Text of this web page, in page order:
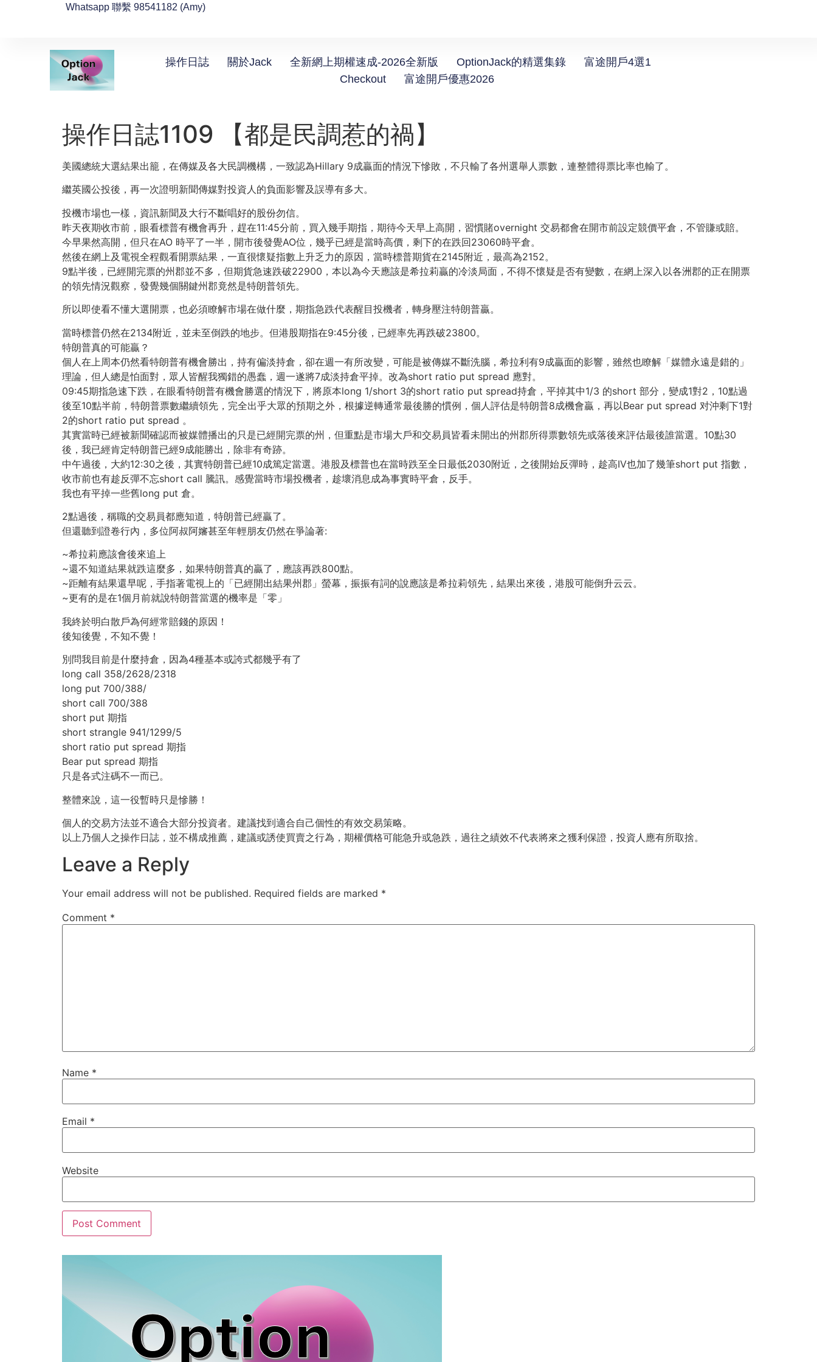
Whatsapp 聯繫 98541182 (Amy)
操作日誌 關於Jack 全新網上期權速成-2026全新版 OptionJack的精選集錄
富途開戶4選1
Checkout
富途開戶優惠2026
操作日誌1109 【都是民調惹的禍】
美國總統大選結果出籠，在傳媒及各大民調機構，一致認為Hillary 9成贏面的情況下慘敗，不只輸了各州選舉人票數，連整體得票比率也輸了。
繼英國公投後，再一次證明新聞傳媒對投資人的負面影響及誤導有多大。
投機市場也一樣，資訊新聞及大行不斷唱好的股份勿信。
昨天夜期收市前，眼看標普有機會再升，趕在11:45分前，買入幾手期指，期待今天早上高開，習慣賭overnight 交易都會在開市前設定競價平倉，不管賺或賠。
今早果然高開，但只在AO 時平了一半，開市後發覺AO位，幾乎已經是當時高價，剩下的在跌回23060時平倉。
然後在網上及電視全程觀看開票結果，一直很懷疑指數上升乏力的原因，當時標普期貨在2145附近，最高為2152。
9點半後，已經開完票的州郡並不多，但期貨急速跌破22900，本以為今天應該是希拉莉贏的冷淡局面，不得不懷疑是否有變數，在網上深入以各洲郡的正在開票
的領先情況觀察，發覺幾個關鍵州郡竟然是特朗普領先。
所以即使看不懂大選開票，也必須瞭解市場在做什麼，期指急跌代表醒目投機者，轉身壓注特朗普贏。
當時標普仍然在2134附近，並未至倒跌的地步。但港股期指在9:45分後，已經率先再跌破23800。
特朗普真的可能贏？
個人在上周本仍然看特朗普有機會勝出，持有偏淡持倉，卻在週一有所改變，可能是被傳媒不斷洗腦，希拉利有9成贏面的影響，雖然也瞭解「媒體永遠是錯的」
理論，但人總是怕面對，眾人皆醒我獨錯的愚蠢，週一遂將7成淡持倉平掉。改為short ratio put spread 應對。
09:45期指急速下跌，在眼看特朗普有機會勝選的情況下，將原本long 1/short 3的short ratio put spread持倉，平掉其中1/3 的short 部分，變成1對2，10點過
後至10點半前，特朗普票數繼續領先，完全出乎大眾的預期之外，根據逆轉通常最後勝的慣例，個人評估是特朗普8成機會贏，再以Bear put spread 对沖剩下1對
2的short ratio put spread 。
其實當時已經被新聞確認而被媒體播出的只是已經開完票的州，但重點是市場大戶和交易員皆看未開出的州郡所得票數領先或落後來評估最後誰當選。10點30
後，我已經肯定特朗普已經9成能勝出，除非有奇跡。
中午過後，大約12:30之後，其實特朗普已經10成篤定當選。港股及標普也在當時跌至全日最低2030附近，之後開始反彈時，趁高IV也加了幾筆short put 指數，
收市前也有趁反彈不忘short call 騰訊。感覺當時市場投機者，趁壞消息成為事實時平倉，反手。
我也有平掉一些舊long put 倉。
2點過後，稱職的交易員都應知道，特朗普已經贏了。
但還聽到證卷行內，多位阿叔阿嬸甚至年輕朋友仍然在爭論著:
~希拉莉應該會後來追上
~還不知道結果就跌這麼多，如果特朗普真的贏了，應該再跌800點。
~距離有結果還早呢，手指著電視上的「已經開出結果州郡」螢幕，振振有詞的說應該是希拉莉領先，結果出來後，港股可能倒升云云。
~更有的是在1個月前就說特朗普當選的機率是「零」
我終於明白散戶為何經常賠錢的原因！
後知後覺，不知不覺！
別問我目前是什麼持倉，因為4種基本或誇式都幾乎有了
long call 358/2628/2318
long put 700/388/
short call 700/388
short put 期指
short strangle 941/1299/5
short ratio put spread 期指
Bear put spread 期指
只是各式注碼不一而已。
整體來說，這一役暫時只是慘勝！
個人的交易方法並不適合大部分投資者。建議找到適合自己個性的有效交易策略。
以上乃個人之操作日誌，並不構成推薦，建議或誘使買賣之行為，期權價格可能急升或急跌，過往之績效不代表將來之獲利保證，投資人應有所取捨。
Leave a Reply
Your email address will not be published. Required fields are marked *
Comment *
Name *
Email *
Website